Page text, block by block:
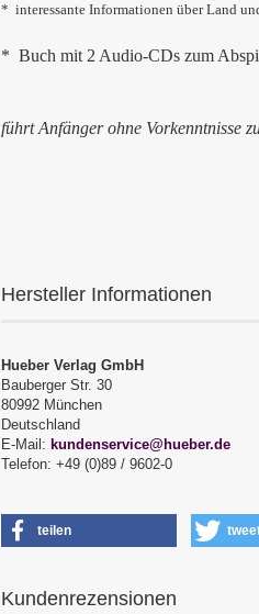
* interessante Informationen über Land
* Buch mit 2 Audio-CDs zum
führt Anfänger ohne Vorkenntnisse
Hersteller Informationen
Hueber Verlag GmbH
Bauberger Str. 30
80992 München
Deutschland
E-Mail: kundenservice@hueber.de
Telefon: +49 (0)89 / 9602-0
teilen
Kundenrezensionen